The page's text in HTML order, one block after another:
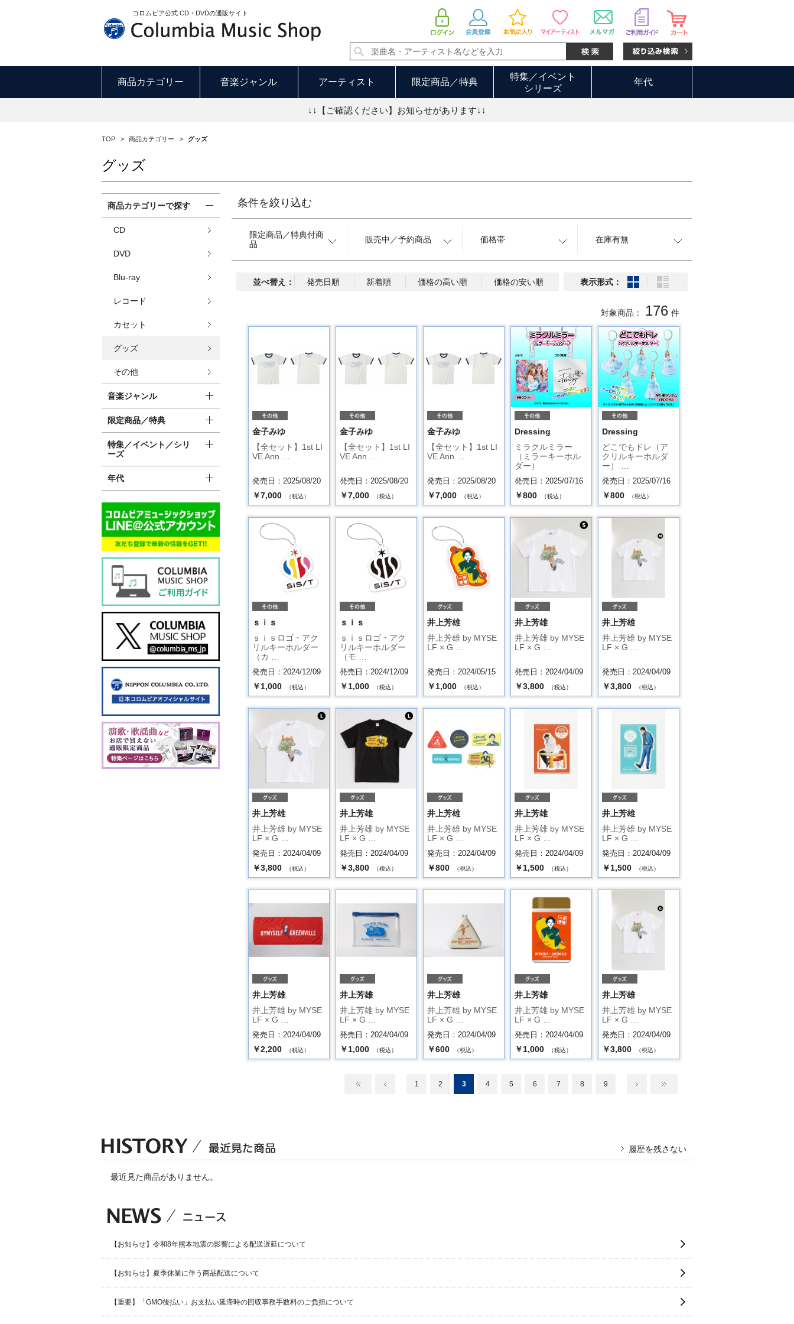
コロムビア公式 CD・DVDの通販サイト
商品カテゴリー 音楽ジャンル アーティスト 限定商品／特典
特集／イベント
シリーズ
年代
↓↓【ご確認ください】お知らせがあります↓↓
TOP > 商品カテゴリー > グッズ
グッズ
条件を絞り込む
限定商品／特典付商
品
販売中／予約商品 価格帯 在庫有無
並べ替え： 発売日順 新着順 価格の高い順 価格の安い順 表示形式：
対象商品： 176 件
金子みゆ
【全セット】1st LI
VE Ann …
発売日：2025/08/20
￥7,000 （税込）
金子みゆ
【全セット】1st LI
VE Ann …
発売日：2025/08/20
￥7,000 （税込）
金子みゆ
【全セット】1st LI
VE Ann …
発売日：2025/08/20
￥7,000 （税込）
Dressing
ミラクルミラー
（ミラーキーホル
ダー）
発売日：2025/07/16
￥800 （税込）
Dressing
どこでもドレ（ア
クリルキーホルダ
ー） …
発売日：2025/07/16
￥800 （税込）
ｓｉｓ
ｓｉｓロゴ・アク
リルキーホルダー
（カ …
発売日：2024/12/09
￥1,000 （税込）
ｓｉｓ
ｓｉｓロゴ・アク
リルキーホルダー
（モ …
発売日：2024/12/09
￥1,000 （税込）
井上芳雄
井上芳雄 by MYSE
LF × G …
発売日：2024/05/15
￥1,000 （税込）
井上芳雄
井上芳雄 by MYSE
LF × G …
発売日：2024/04/09
￥3,800 （税込）
井上芳雄
井上芳雄 by MYSE
LF × G …
発売日：2024/04/09
￥3,800 （税込）
井上芳雄
井上芳雄 by MYSE
LF × G …
発売日：2024/04/09
￥3,800 （税込）
井上芳雄
井上芳雄 by MYSE
LF × G …
発売日：2024/04/09
￥3,800 （税込）
井上芳雄
井上芳雄 by MYSE
LF × G …
発売日：2024/04/09
￥800 （税込）
井上芳雄
井上芳雄 by MYSE
LF × G …
発売日：2024/04/09
￥1,500 （税込）
井上芳雄
井上芳雄 by MYSE
LF × G …
発売日：2024/04/09
￥1,500 （税込）
井上芳雄
井上芳雄 by MYSE
LF × G …
発売日：2024/04/09
￥2,200 （税込）
井上芳雄
井上芳雄 by MYSE
LF × G …
発売日：2024/04/09
￥1,000 （税込）
井上芳雄
井上芳雄 by MYSE
LF × G …
発売日：2024/04/09
￥600 （税込）
井上芳雄
井上芳雄 by MYSE
LF × G …
発売日：2024/04/09
￥1,000 （税込）
井上芳雄
井上芳雄 by MYSE
LF × G …
発売日：2024/04/09
￥3,800 （税込）
1 2 3 4 5 6 7 8 9
商品カテゴリーで探す
CD
DVD
Blu-ray
レコード
カセット
グッズ
その他
音楽ジャンル
限定商品／特典
特集／イベント／シリ
ーズ
年代
最近見た商品がありません。
履歴を残さない
【お知らせ】令和8年熊本地震の影響による配送遅延について
【お知らせ】夏季休業に伴う商品配送について
【重要】「GMO後払い」お支払い延滞時の回収事務手数料のご負担について